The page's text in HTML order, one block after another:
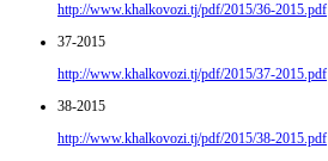
http://www.khalkovozi.tj/pdf/2015/36-2015.pdf
37-2015
http://www.khalkovozi.tj/pdf/2015/37-2015.pdf
38-2015
http://www.khalkovozi.tj/pdf/2015/38-2015.pdf